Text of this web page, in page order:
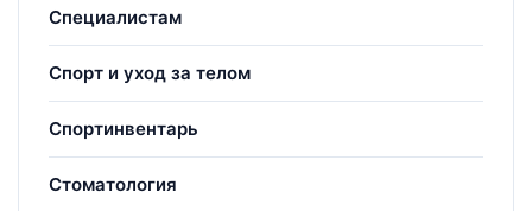
Специалистам
Спорт и уход за телом
Спортинвентарь
Стоматология